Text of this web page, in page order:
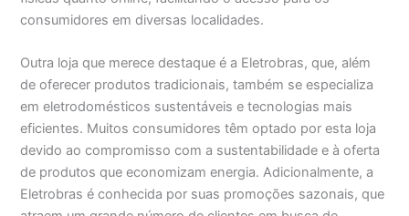
consumidores em diversas localidades.
Outra loja que merece destaque é a Eletrobras, que, além
de oferecer produtos tradicionais, também se especializa
em eletrodomésticos sustentáveis e tecnologias mais
eficientes. Muitos consumidores têm optado por esta loja
devido ao compromisso com a sustentabilidade e à oferta
de produtos que economizam energia. Adicionalmente, a
Eletrobras é conhecida por suas promoções sazonais, que